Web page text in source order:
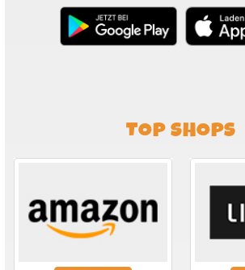
TOP SHOPS